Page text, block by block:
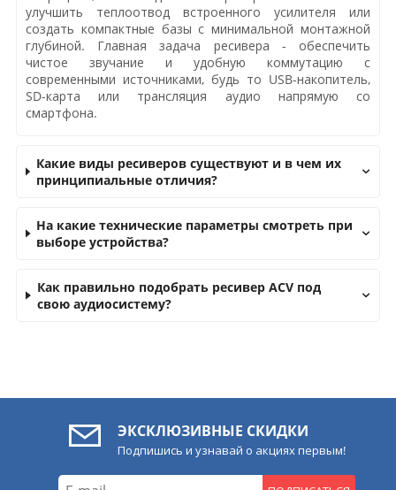
улучшить теплоотвод встроенного усилителя или
создать компактные базы с минимальной монтажной
глубиной. Главная задача ресивера - обеспечить
чистое звучание и удобную коммутацию с
современными источниками, будь то USB-накопитель,
SD-карта или трансляция аудио напрямую со
смартфона.
Какие виды ресиверов существуют и в чем их
принципиальные отличия?
На какие технические параметры смотреть при
выборе устройства?
Как правильно подобрать ресивер ACV под
свою аудиосистему?
ЭКСКЛЮЗИВНЫЕ СКИДКИ
Подпишись и узнавай о акциях первым!